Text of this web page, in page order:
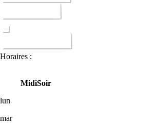
Horaires :
MidiSoir
lun
mar